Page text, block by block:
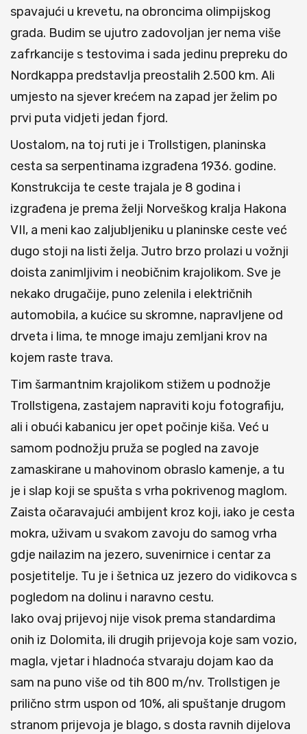
spavajući u krevetu, na obroncima olimpijskog
grada. Budim se ujutro zadovoljan jer nema više
zafrkancije s testovima i sada jedinu prepreku do
Nordkappa predstavlja preostalih 2.500 km. Ali
umjesto na sjever krećem na zapad jer želim po
prvi puta vidjeti jedan fjord.
Uostalom, na toj ruti je i Trollstigen, planinska
cesta sa serpentinama izgrađena 1936. godine.
Konstrukcija te ceste trajala je 8 godina i
izgrađena je prema želji Norveškog kralja Hakona
VII, a meni kao zaljubljeniku u planinske ceste već
dugo stoji na listi želja. Jutro brzo prolazi u vožnji
doista zanimljivim i neobičnim krajolikom. Sve je
nekako drugačije, puno zelenila i električnih
automobila, a kućice su skromne, napravljene od
drveta i lima, te mnoge imaju zemljani krov na
kojem raste trava.
Tim šarmantnim krajolikom stižem u podnožje
Trollstigena, zastajem napraviti koju fotografiju,
ali i obući kabanicu jer opet počinje kiša. Već u
samom podnožju pruža se pogled na zavoje
zamaskirane u mahovinom obraslo kamenje, a tu
je i slap koji se spušta s vrha pokrivenog maglom.
Zaista očaravajući ambijent kroz koji, iako je cesta
mokra, uživam u svakom zavoju do samog vrha
gdje nailazim na jezero, suvenirnice i centar za
posjetitelje. Tu je i šetnica uz jezero do vidikovca s
pogledom na dolinu i naravno cestu.
Iako ovaj prijevoj nije visok prema standardima
onih iz Dolomita, ili drugih prijevoja koje sam vozio,
magla, vjetar i hladnoća stvaraju dojam kao da
sam na puno više od tih 800 m/nv. Trollstigen je
prilično strm uspon od 10%, ali spuštanje drugom
stranom prijevoja je blago, s dosta ravnih dijelova